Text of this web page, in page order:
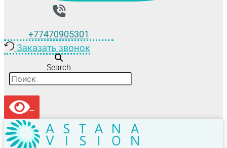
+77470905301
Заказать звонок
Search